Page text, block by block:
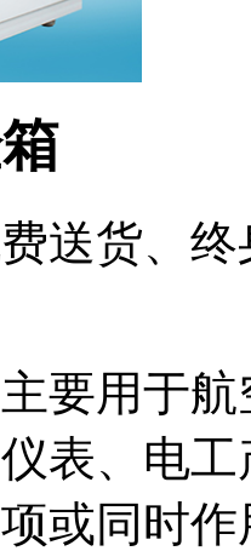
送货、终
要用于
表、电
或同时